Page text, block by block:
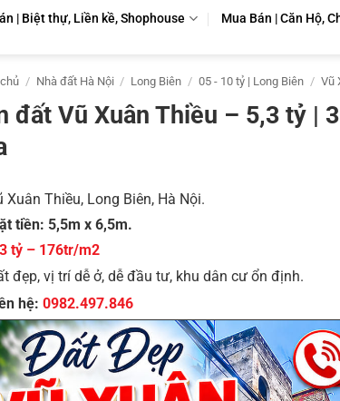
| Biệt thự, Liền kề, Shophouse Mua Bán | Căn Hộ,
/ Nhà đất Hà Nội / Long Biên / 05 - 10 tỷ | Long Biên / Vũ
đất Vũ Xuân Thiều – 5,3 tỷ |
Xuân Thiều, Long Biên, Hà Nội.
tiền: 5,5m x 6,5m.
tỷ – 176tr/m2
đẹp, vị trí dễ ở, dễ đầu tư, khu dân cư ổn định.
hệ: 0982.497.846